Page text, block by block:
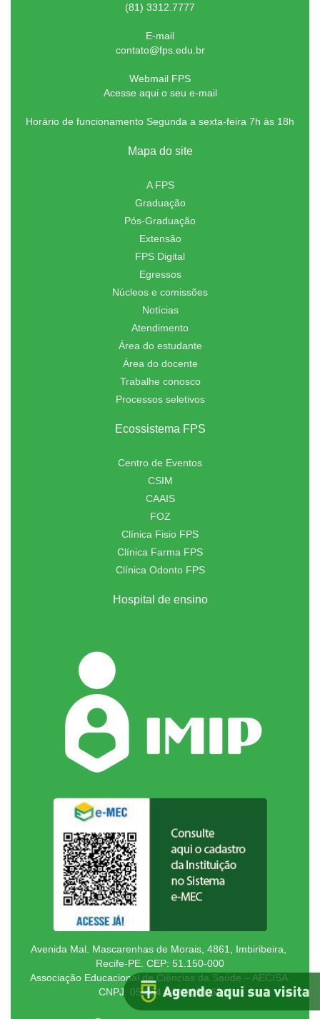
(81) 3312.7777
E-mail
contato@fps.edu.br
Webmail FPS
Acesse aqui o seu e-mail
Horário de funcionamento Segunda a sexta-feira 7h às 18h
Mapa do site
A FPS
Graduação
Pós-Graduação
Extensão
FPS Digital
Egressos
Núcleos e comissões
Notícias
Atendimento
Área do estudante
Área do docente
Trabalhe conosco
Processos seletivos
Ecossistema FPS
Centro de Eventos
CSIM
CAAIS
FOZ
Clínica Fisio FPS
Clínica Farma FPS
Clínica Odonto FPS
Hospital de ensino
Avenida Mal. Mascarenhas de Morais, 4861, Imbiribeira,
Recife-PE. CEP: 51.150-000
Associação Educacional de Ciências da Saúde – AECISA.
CNPJ: 05.834.842/0001-62